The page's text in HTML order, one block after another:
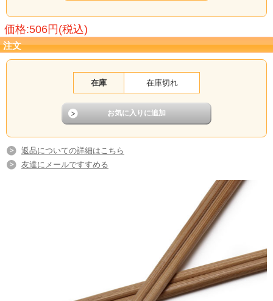
価格:506円(税込)
注文
在庫 在庫切れ
返品についての詳細はこちら
友達にメールですすめる